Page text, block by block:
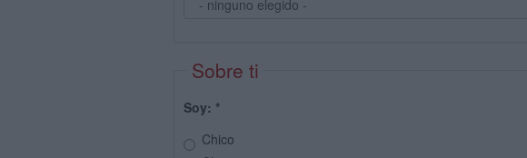
Sobre ti
Soy: *
Chico